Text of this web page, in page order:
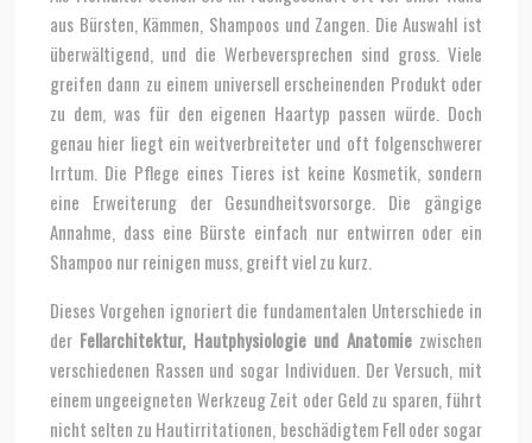
aus Bürsten, Kämmen, Shampoos und Zangen. Die Auswahl ist
überwältigend, und die Werbeversprechen sind gross. Viele
greifen dann zu einem universell erscheinenden Produkt oder
zu dem, was für den eigenen Haartyp passen würde. Doch
genau hier liegt ein weitverbreiteter und oft folgenschwerer
Irrtum. Die Pflege eines Tieres ist keine Kosmetik, sondern
eine Erweiterung der Gesundheitsvorsorge. Die gängige
Annahme, dass eine Bürste einfach nur entwirren oder ein
Shampoo nur reinigen muss, greift viel zu kurz.
Dieses Vorgehen ignoriert die fundamentalen Unterschiede in
der Fellarchitektur, Hautphysiologie und Anatomiezwischen
verschiedenen Rassen und sogar Individuen. Der Versuch, mit
einem ungeeigneten Werkzeug Zeit oder Geld zu sparen, führt
nicht selten zu Hautirritationen, beschädigtem Fell oder sogar